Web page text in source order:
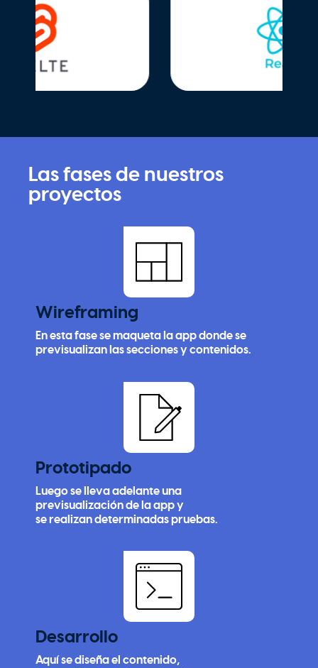
Las fases de nuestros
proyectos
Wireframing
En esta fase se maqueta la app donde se
previsualizan las secciones y contenidos.
Prototipado
Luego se lleva adelante una
previsualización de la app y
se realizan determinadas pruebas.
Desarrollo
Aquí se diseña el contenido,